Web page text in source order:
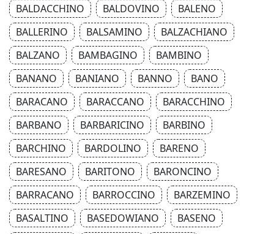
BALDACCHINO
BALDOVINO
BALENO
BALLERINO
BALSAMINO
BALZACHIANO
BALZANO
BAMBAGINO
BAMBINO
BANANO
BANIANO BANNO
BANO
BARACANO
BARACCANO
BARACCHINO
BARBANO
BARBARICINO
BARBINO
BARCHINO
BARDOLINO
BARENO
BARESANO
BARITONO
BARONCINO
BARRACANO
BARROCCINO
BARZEMINO
BASALTINO
BASEDOWIANO
BASENO